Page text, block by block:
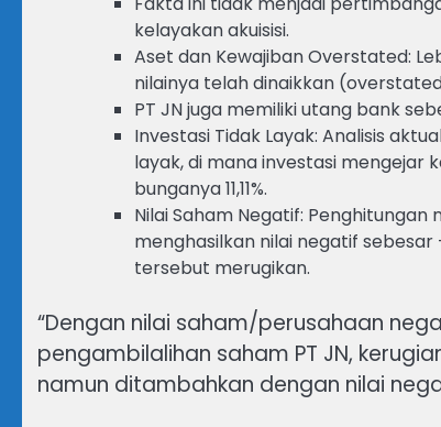
kelayakan akuisisi.
Aset dan Kewajiban Overstated:
nilainya telah dinaikkan
PT JN juga memiliki utang bank
Investasi Tidak Layak: Analisis
layak, di mana investasi mengejar
bunganya 11,11%.
Nilai Saham Negatif:
menghasilkan nilai negatif sebesar
tersebut merugikan.
“Dengan nilai saham/perusahaan
pengambilalihan saham PT JN,
namun ditambahkan dengan nilai